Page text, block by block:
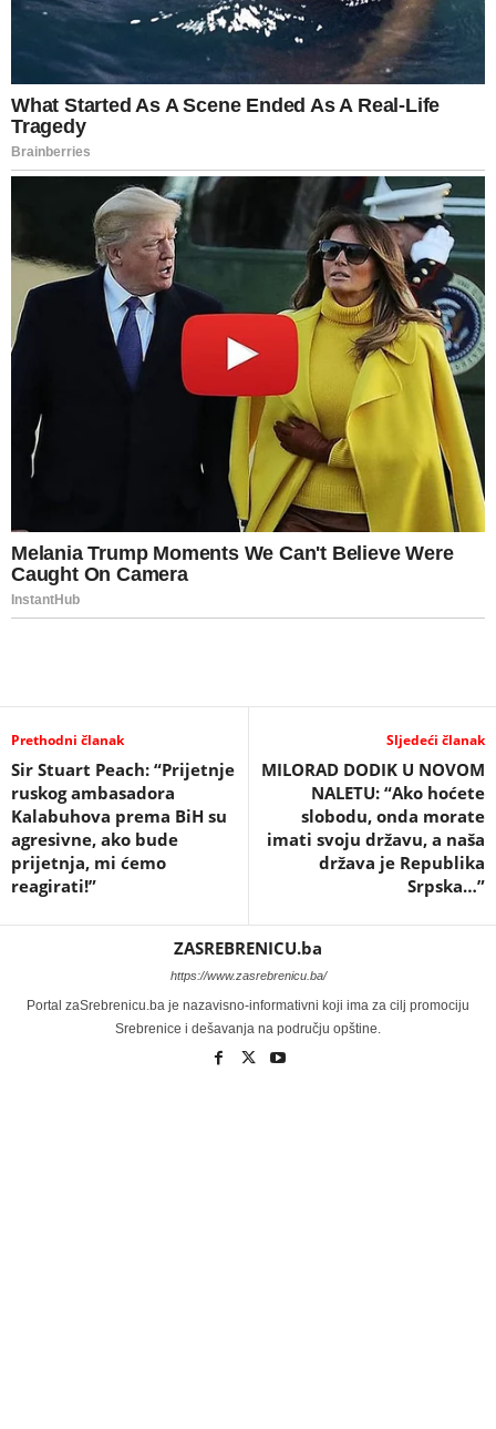
Prethodni članak
Sir Stuart Peach: “Prijetnje
ruskog ambasadora
Kalabuhova prema BiH su
agresivne, ako bude
prijetnja, mi ćemo
reagirati!”
Sljedeći članak
MILORAD DODIK U NOVOM
NALETU: “Ako hoćete
slobodu, onda morate
imati svoju državu, a naša
država je Republika
Srpska…”
ZASREBRENICU.ba
https://www.zasrebrenicu.ba/
Portal zaSrebrenicu.ba je nazavisno-informativni koji ima za cilj promociju
Srebrenice i dešavanja na području opštine.